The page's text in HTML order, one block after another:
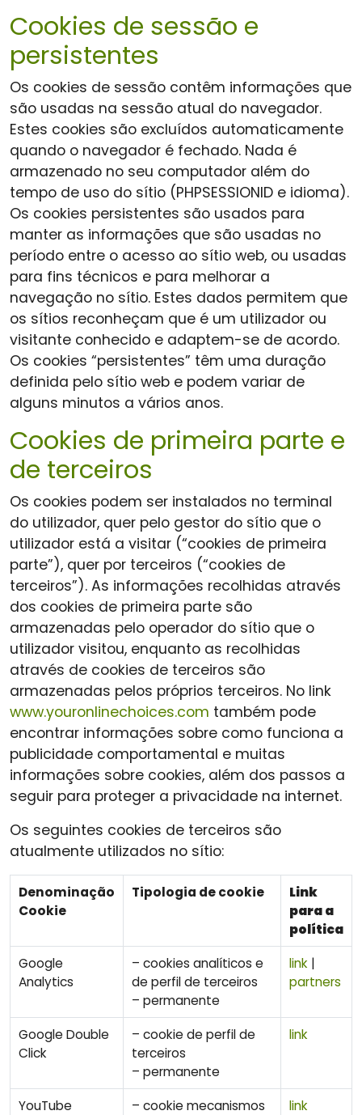
Cookies de sessão e
persistentes
Os cookies de sessão contêm informações que
são usadas na sessão atual do navegador.
Estes cookies são excluídos automaticamente
quando o navegador é fechado. Nada é
armazenado no seu computador além do
tempo de uso do sítio (PHPSESSIONID e idioma).
Os cookies persistentes são usados para
manter as informações que são usadas no
período entre o acesso ao sítio web, ou usadas
para fins técnicos e para melhorar a
navegação no sítio. Estes dados permitem que
os sítios reconheçam que é um utilizador ou
visitante conhecido e adaptem-se de acordo.
Os cookies “persistentes” têm uma duração
definida pelo sítio web e podem variar de
alguns minutos a vários anos.
Cookies de primeira parte e
de terceiros
Os cookies podem ser instalados no terminal
do utilizador, quer pelo gestor do sítio que o
utilizador está a visitar (“cookies de primeira
parte”), quer por terceiros (“cookies de
terceiros”). As informações recolhidas através
dos cookies de primeira parte são
armazenadas pelo operador do sítio que o
utilizador visitou, enquanto as recolhidas
através de cookies de terceiros são
armazenadas pelos próprios terceiros. No link
www.youronlinechoices.com também pode
encontrar informações sobre como funciona a
publicidade comportamental e muitas
informações sobre cookies, além dos passos a
seguir para proteger a privacidade na internet.
Os seguintes cookies de terceiros são
atualmente utilizados no sítio:
Denominação
Cookie
Tipologia de cookie
Link
para a
política
Google
Analytics
– cookies analíticos e
de perfil de terceiros
– permanente
link |
partners
Google Double
Click
– cookie de perfil de
terceiros
– permanente
link
YouTube – cookie mecanismos link